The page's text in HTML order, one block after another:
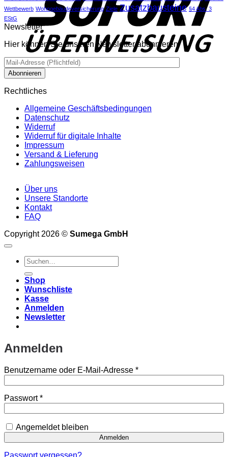
Wettbewerb Wohngebäudeversicherung Ziele Zusatzbausteine §4 Abs. 3
EStG
Newsletter
Hier können Sie unseren Newsletter abonnieren.
Rechtliches
Allgemeine Geschäftsbedingungen
Datenschutz
Widerruf
Widerruf für digitale Inhalte
Impressum
Versand & Lieferung
Zahlungsweisen
Über uns
Unsere Standorte
Kontakt
FAQ
Copyright 2026 © Sumega GmbH
Suchen
nach:
Shop
Wunschliste
Kasse
Anmelden
Newsletter
Anmelden
Benutzername oder E-Mail-Adresse *Erforderlich
Passwort*Erforderlich
Angemeldet bleiben
Anmelden